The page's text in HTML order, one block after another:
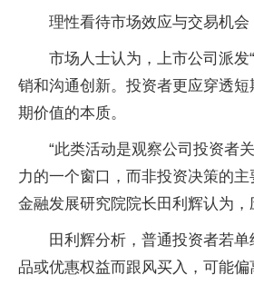
理性看待市场效应与交易机会
市场人士认为，上市公司派发
销和沟通创新。投资者更应穿透
期价值的本质。
“此类活动是观察公司投资者
力的一个窗口，而非投资决策的主
金融发展研究院院长田利辉认为，
田利辉分析，普通投资者若
品或优惠权益而跟风买入，可能